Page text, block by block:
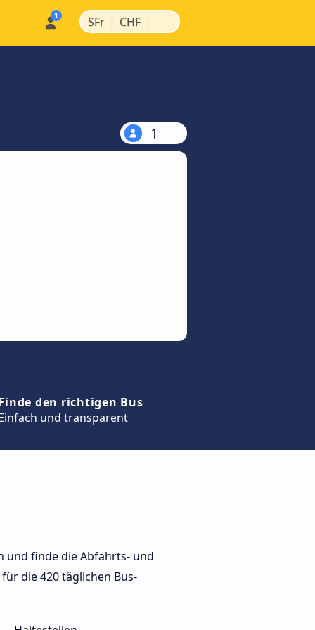
SFr | CHF |
1
den richtigen Bus
und transparent
und finde die Abfahrts- und
die 420 täglichen Bus-